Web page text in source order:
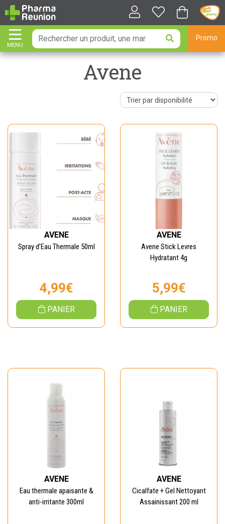
MENU
AFFICHER LA NAVIGATION
Promo
Avene
AVENE
Spray d’Eau Thermale 50ml
4,99€
PANIER
AVENE
Avene Stick Levres
Hydratant 4g
5,99€
PANIER
AVENE
Eau thermale apaisante &
anti-irritante 300ml
AVENE
Cicalfate + Gel Nettoyant
Assainissant 200 ml